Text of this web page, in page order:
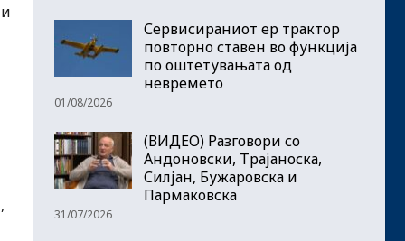
Сервисираниот ер трактор
повторно ставен во функција
по оштетувањата од
невремето
01/08/2026
(ВИДЕО) Разговори со
Андоновски, Трајаноска,
Силјан, Бужаровска и
Пармаковска
31/07/2026